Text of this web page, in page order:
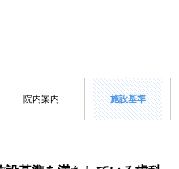
院内案内 施設基準